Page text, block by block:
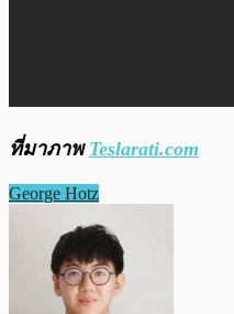
ที่มาภาพ Teslarati.com
George Hotz